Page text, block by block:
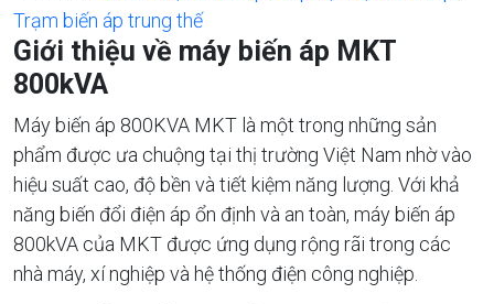
Trạm biến áp trung thế
Giới thiệu về máy biến áp MKT
800kVA
Máy biến áp 800KVA MKT là một trong những sản
phẩm được ưa chuộng tại thị trường Việt Nam nhờ vào
hiệu suất cao, độ bền và tiết kiệm năng lượng. Với khả
năng biến đổi điện áp ổn định và an toàn, máy biến áp
800kVA của MKT được ứng dụng rộng rãi trong các
nhà máy, xí nghiệp và hệ thống điện công nghiệp.